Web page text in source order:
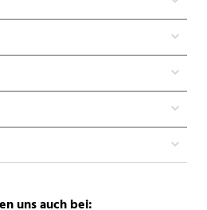
uns auch bei: